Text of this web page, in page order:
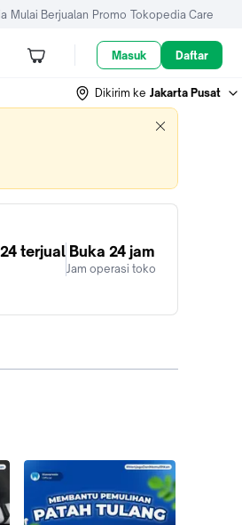
Mulai Berjualan Promo Tokopedia Care
Masuk Daftar
Dikirim ke Jakarta Pusat
terjual Buka 24 jam
Jam operasi toko